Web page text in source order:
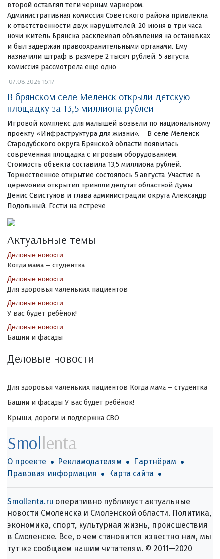
второй оставлял теги черным маркером.
Административная комиссия Советского района привлекла
к ответственности двух нарушителей. 20 июня в три часа
ночи житель Брянска расклеивал объявления на остановках
и был задержан правоохранительными органами. Ему
назначили штраф в размере 2 тысяч рублей. 5 августа
комиссия рассмотрела еще одно
07.08.2026 15:17
В брянском селе Меленск открыли детскую
площадку за 13,5 миллиона рублей
Игровой комплекс для малышей возвели по национальному
проекту «Инфраструктура для жизни». В селе Меленск
Стародубского округа Брянской области появилась
современная площадка с игровым оборудованием.
Стоимость объекта составила 13,5 миллиона рублей.
Торжественное открытие состоялось 5 августа. Участие в
церемонии открытия приняли депутат областной Думы
Денис Свистунов и глава администрации округа Александр
Подольный. Гости на встрече
Актуальные темы
Деловые новости
Когда мама – студентка
Деловые новости
Для здоровья маленьких пациентов
Деловые новости
У вас будет ребёнок!
Деловые новости
Башни и фасады
Деловые новости
Для здоровья маленьких пациентов Когда мама – студентка
Башни и фасады У вас будет ребёнок!
Крыши, дороги и поддержка СВО
Smollenta
О проекте Рекламодателям
Партнёрам
Правовая информация
Карта сайта
Smollenta.ru оперативно публикует актуальные
новости Смоленска и Смоленской области. Политика,
экономика, спорт, культурная жизнь, происшествия
в Смоленске. Все, о чем становится известно нам, мы
тут же сообщаем нашим читателям. © 2011—2020